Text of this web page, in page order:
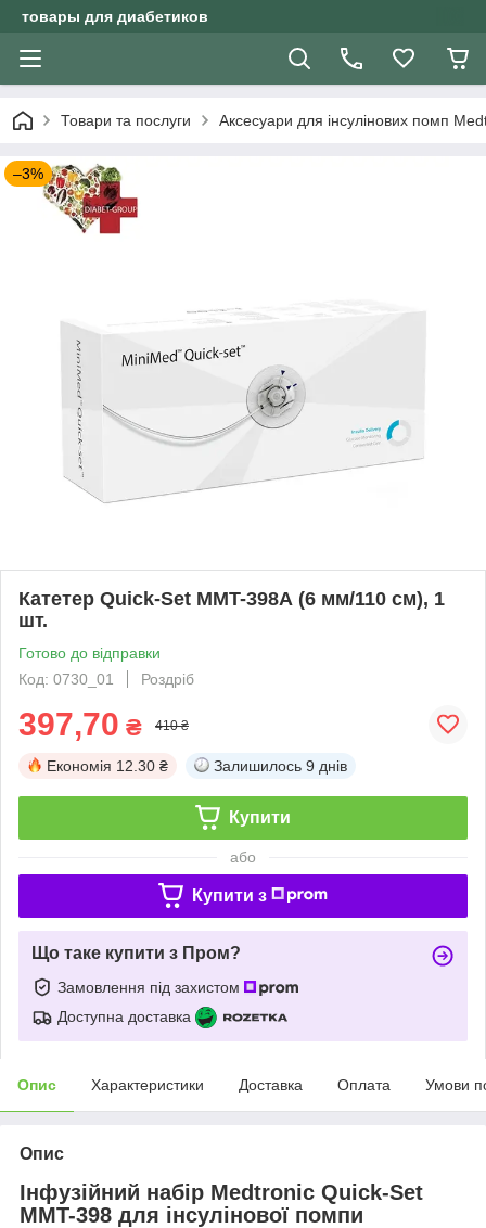
товары для диабетиков
Товари та послуги Аксесуари для інсулінових помп
–3%
Катетер Quick-Set MMT-398А (6 мм/110 см), 1
шт.
Готово до відправки
Код: 0730_01
Роздріб
397,70 ₴ 410 ₴
Економія 12.30 ₴ Залишилось 9 днів
Купити
або
Купити з
Що таке купити з Пром?
Замовлення під захистом
Доступна доставка
Опис Характеристики Доставка Оплата Умови
Опис
Інфузійний набір Medtronic Quick-Set
MMT-398 для інсулінової помпи